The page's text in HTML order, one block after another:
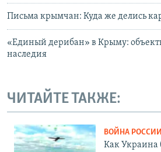
Письма крымчан: Куда же делись
«Единый дерибан» в Крыму:
наследия
ЧИТАЙТЕ ТАКЖЕ:
ВОЙНА
Как Украина